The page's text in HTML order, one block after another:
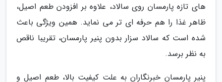
های تازه پارمسان روی سالاد، علاوه بر افزودن طعم اصیل،
ظاهر غذا را هم حرفه ای تر می نماید. همین ویژگی باعث
شده است که سالاد سزار بدون پنیر پارمسان، تقریبا ناقص
به نظر برسد.
پنیر پارمسان خبرنگاران به علت کیفیت بالا، طعم اصیل و